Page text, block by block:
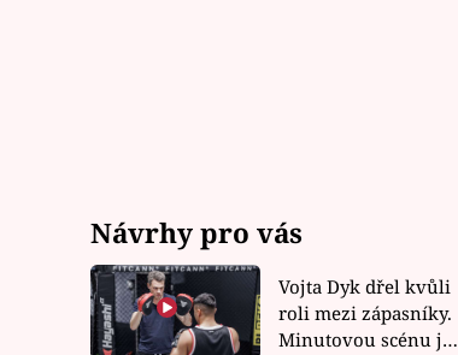
Návrhy pro vás
Vojta Dyk dřel kvůli
roli mezi zápasníky.
Minutovou scénu jel